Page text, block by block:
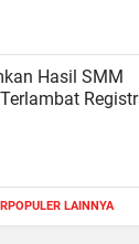
Hasil SMM
LAINNYA